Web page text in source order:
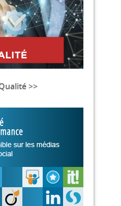
>>